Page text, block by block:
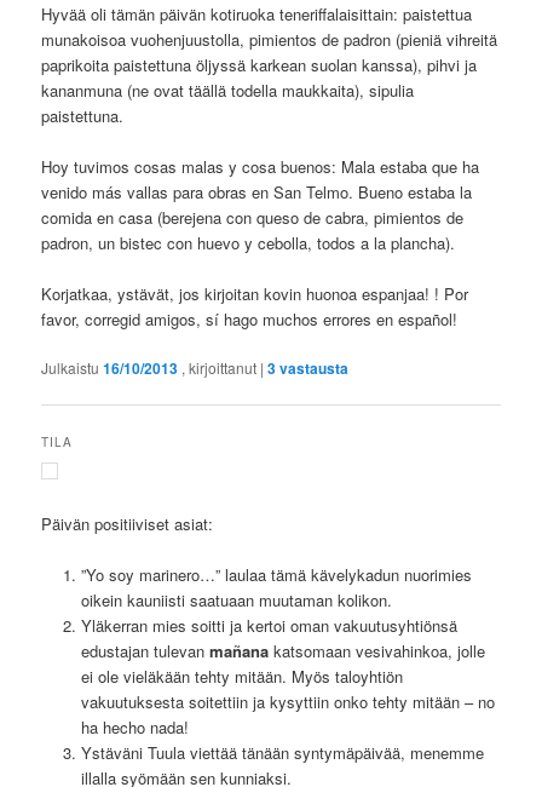
Hyvää oli tämän päivän kotiruoka teneriffalaisittain: paistettua
munakoisoa vuohenjuustolla, pimientos de padron (pieniä vihreitä
paprikoita paistettuna öljyssä karkean suolan kanssa), pihvi ja
kananmuna (ne ovat täällä todella maukkaita), sipulia
paistettuna.
Hoy tuvimos cosas malas y cosa buenos: Mala estaba que ha
venido más vallas para obras en San Telmo. Bueno estaba la
comida en casa (berejena con queso de cabra, pimientos de
padron, un bistec con huevo y cebolla, todos a la plancha).
Korjatkaa, ystävät, jos kirjoitan kovin huonoa espanjaa! ! Por
favor, corregid amigos, sí hago muchos errores en español!
Julkaistu16/10/2013 , kirjoittanut |3vastausta
TILA
Päivän positiiviset asiat:
”Yo soy marinero…” laulaa tämä kävelykadun nuorimies
oikein kauniisti saatuaan muutaman kolikon.
Yläkerran mies soitti ja kertoi oman vakuutusyhtiönsä
edustajan tulevan mañana katsomaan vesivahinkoa, jolle
ei ole vieläkään tehty mitään. Myös taloyhtiön
vakuutuksesta soitettiin ja kysyttiin onko tehty mitään – no
ha hecho nada!
Ystäväni Tuula viettää tänään syntymäpäivää, menemme
illalla syömään sen kunniaksi.